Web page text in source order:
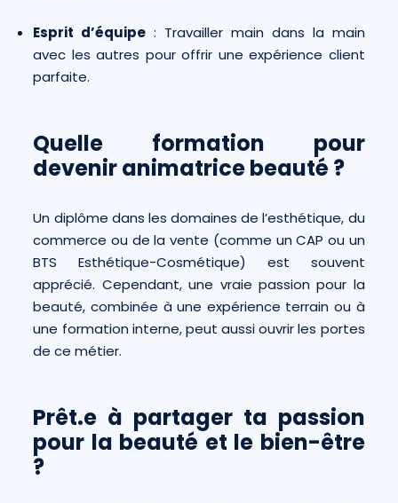
Esprit d’équipe : Travailler main dans la main
avec les autres pour offrir une expérience client
parfaite.
Quelle formation pour
devenir animatrice beauté ?
Un diplôme dans les domaines de l’esthétique, du
commerce ou de la vente (comme un CAP ou un
BTS Esthétique-Cosmétique) est souvent
apprécié. Cependant, une vraie passion pour la
beauté, combinée à une expérience terrain ou à
une formation interne, peut aussi ouvrir les portes
de ce métier.
Prêt.e à partager ta passion
pour la beauté et le bien-être
?